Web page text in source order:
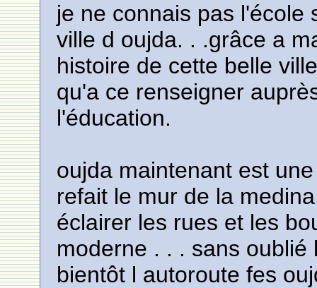
je ne connais pas l'école
ville d oujda. . .grâce a
histoire de cette belle
qu'a ce renseigner
l'éducation.
oujda maintenant est
refait le mur de la
éclairer les rues et les
moderne . . . sans
bientôt l autoroute fes